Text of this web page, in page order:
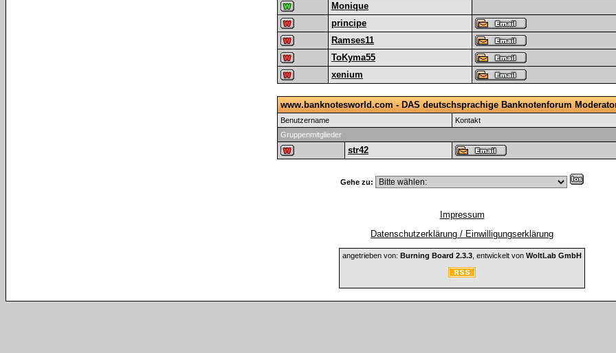
Monique
principe
Ramses11
ToKyma55
xenium
www.banknotesworld.com - DAS deutschsprachige Banknotenforum
Benutzername
Kontakt
Gruppenmitglieder
str42
Gehe zu:
Impressum
Datenschutzerklärung / Einwilligungserklärung
angetrieben von: Burning Board 2.3.3 , entwickelt von WoltLab GmbH